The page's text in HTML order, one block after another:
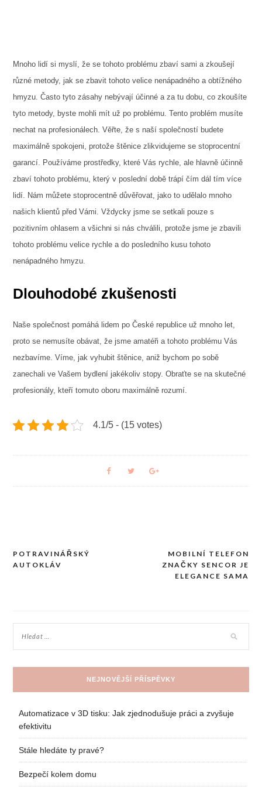
Mnoho lidí si myslí, že se tohoto problému zbaví sami a zkoušejí
různé metody, jak se zbavit tohoto velice nenápadného a obtížného
hmyzu. Často tyto zásahy nebývají účinné a za tu dobu, co zkoušíte
tyto metody, byste mohli mít už po problému. Tento problém musíte
nechat na profesionálech. Věřte, že s naší společností budete
maximálně spokojeni, protože štěnicezlikvidujeme se stoprocentní
garancí. Používáme prostředky, které Vás rychle, ale hlavně účinně
zbaví tohoto problému, který v poslední době trápí čím dál tím více
lidí. Nám můžete stoprocentně důvěřovat, jako to udělalo mnoho
našich klientů před Vámi. Vždycky jsme se setkali pouze s
pozitivním ohlasem a všichni si nás chválili, protože jsme je zbavili
tohoto problému velice rychle a do posledního kusu tohoto
nenápadného hmyzu.
Dlouhodobé zkušenosti
Naše společnost pomáhá lidem po České republice už mnoho let,
proto se nemusíte obávat, že jsme amatéři a tohoto problému Vás
nezbavíme. Víme, jak vyhubit štěnice, aniž bychom po sobě
zanechali ve Vašem bydlení jakékoliv stopy. Obraťte se na skutečné
profesionály, kteří tomuto oboru maximálně rozumí.
4.1/5 - (15 votes)
Navigace
POTRAVINÁŘSKÝ
AUTOKLÁV
MOBILNÍ TELEFON
ZNAČKY SENCOR JE
ELEGANCE SAMA
NEJNOVĚJŠÍ PŘÍSPĚVKY
Automatizace v 3D tisku: Jak zjednodušuje práci a zvyšuje
efektivitu
Stále hledáte ty pravé?
Bezpečí kolem domu